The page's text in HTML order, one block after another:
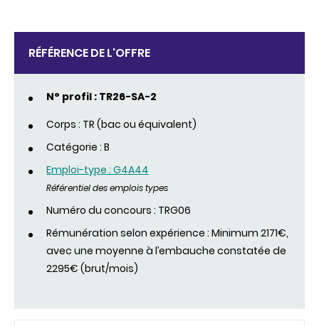
RÉFÉRENCE DE L'OFFRE
N° profil : TR26-SA-2
Corps : TR (bac ou équivalent)
Catégorie : B
Emploi-type : G4A44
Référentiel des emplois types
Numéro du concours : TRG06
Rémunération selon expérience : Minimum 2171€,
avec une moyenne à l’embauche constatée de
2295€ (brut/mois)